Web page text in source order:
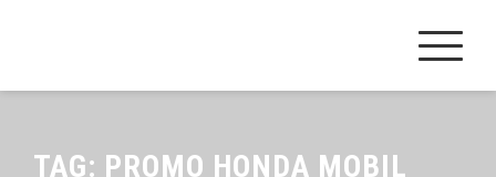
TAG: PROMO HONDA MOBIL